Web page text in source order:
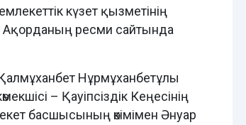
күзет қызметінің
Ақорданың ресми сайтында
Нұрмұханбетұлы
– Қауіпсіздік Кеңесінің
басшысының өкімімен Әнуар